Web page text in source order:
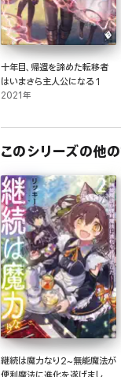
十年目、帰還を諦めた転移者
はいまさら主人公になる 1
2021年
このシリーズの他の
継続は魔力なり2~無能魔法が